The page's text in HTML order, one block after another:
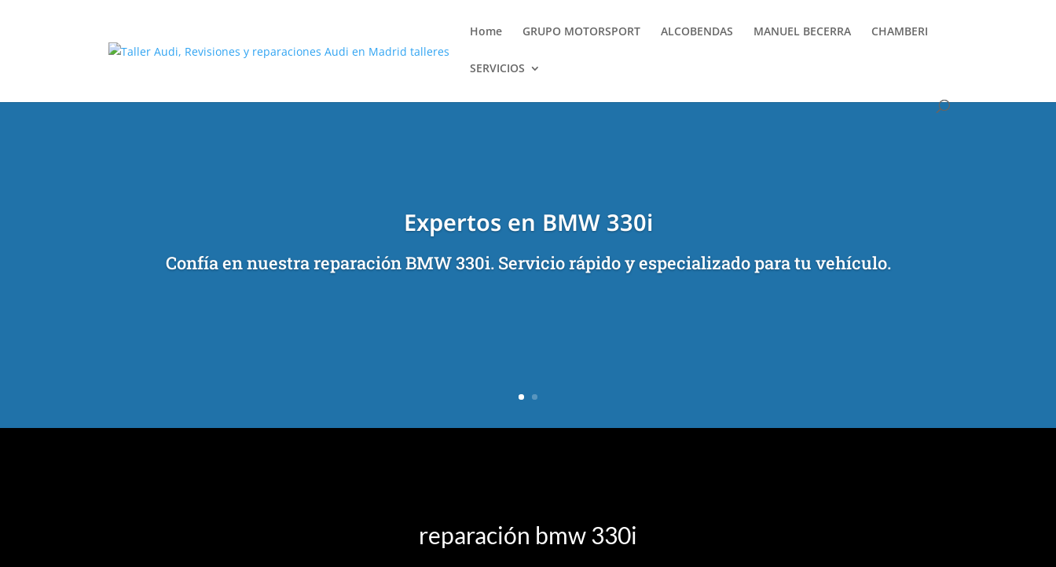
Home GRUPO MOTORSPORT ALCOBENDAS MANUEL BECERRA CHAMBERI
SERVICIOS
Expertos en BMW 330i
Confía en nuestra reparación BMW 330i. Servicio rápido y especializado para tu vehículo.
reparación bmw 330i